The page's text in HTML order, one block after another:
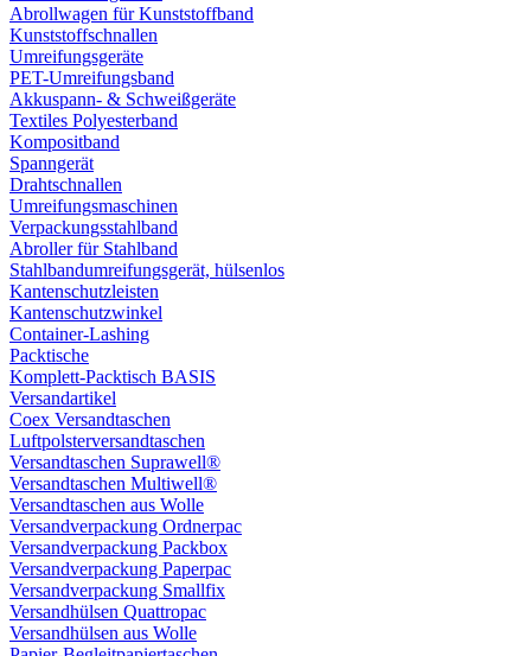
Abrollwagen für Kunststoffband
Kunststoffschnallen
Umreifungsgeräte
PET-Umreifungsband
Akkuspann- & Schweißgeräte
Textiles Polyesterband
Kompositband
Spanngerät
Drahtschnallen
Umreifungsmaschinen
Verpackungsstahlband
Abroller für Stahlband
Stahlbandumreifungsgerät, hülsenlos
Kantenschutzleisten
Kantenschutzwinkel
Container-Lashing
Packtische
Komplett-Packtisch BASIS
Versandartikel
Coex Versandtaschen
Luftpolsterversandtaschen
Versandtaschen Suprawell®
Versandtaschen Multiwell®
Versandtaschen aus Wolle
Versandverpackung Ordnerpac
Versandverpackung Packbox
Versandverpackung Paperpac
Versandverpackung Smallfix
Versandhülsen Quattropac
Versandhülsen aus Wolle